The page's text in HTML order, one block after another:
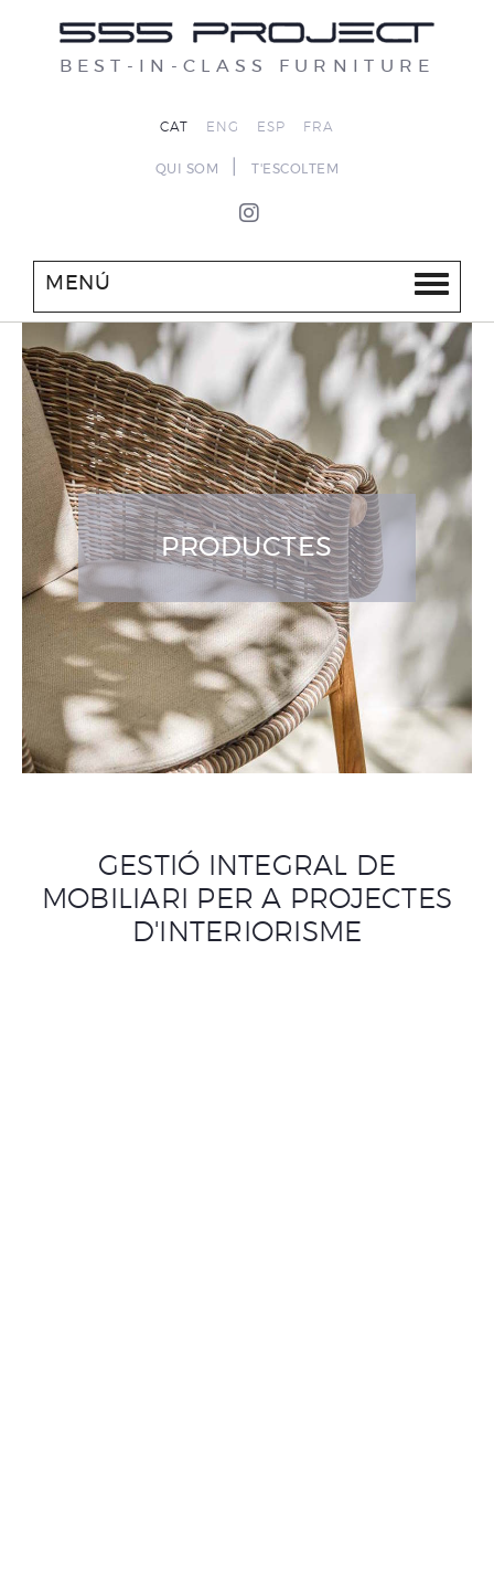
BEST-IN-CLASS FURNITURE
CAT ENG ESP FRA
QUI SOM T'ESCOLTEM
MENÚ
PRODUCTES
GESTIÓ INTEGRAL DE
MOBILIARI PER A PROJECTES
D'INTERIORISME